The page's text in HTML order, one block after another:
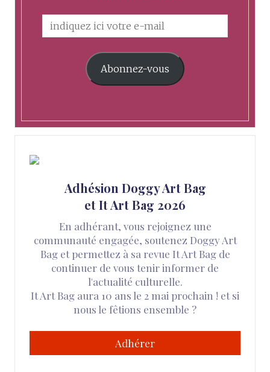
Abonnez-vous
Adhésion Doggy Art Bag
et It Art Bag 2026
En adhérant, vous rejoignez une
communauté engagée, soutenez Doggy Art
Bag et permettez à sa revue It Art Bag de
continuer de vous tenir informer de
l'actualité culturelle.
It Art Bag aura 10 ans le 2 mai prochain ! et si
nous le fêtions ensemble ?
Adhérer